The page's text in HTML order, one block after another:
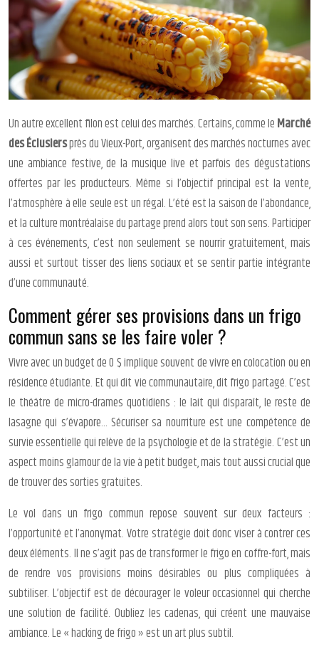
Un autre excellent filon est celui des marchés. Certains, comme leMarché
des Éclusiersprès du Vieux-Port, organisent des marchés nocturnes avec
une ambiance festive, de la musique live et parfois des dégustations
offertes par les producteurs. Même si l’objectif principal est la vente,
l’atmosphère à elle seule est un régal. L’été est la saison de l’abondance,
et la culture montréalaise du partage prend alors tout son sens. Participer
à ces événements, c’est non seulement se nourrir gratuitement, mais
aussi et surtout tisser des liens sociaux et se sentir partie intégrante
d’une communauté.
Comment gérer ses provisions dans un frigo
commun sans se les faire voler ?
Vivre avec un budget de 0 $ implique souvent de vivre en colocation ou en
résidence étudiante. Et qui dit vie communautaire, dit frigo partagé. C’est
le théâtre de micro-drames quotidiens : le lait qui disparaît, le reste de
lasagne qui s’évapore… Sécuriser sa nourriture est une compétence de
survie essentielle qui relève de la psychologie et de la stratégie. C’est un
aspect moins glamour de la vie à petit budget, mais tout aussi crucial que
de trouver des sorties gratuites.
Le vol dans un frigo commun repose souvent sur deux facteurs :
l’opportunité et l’anonymat. Votre stratégie doit donc viser à contrer ces
deux éléments. Il ne s’agit pas de transformer le frigo en coffre-fort, mais
de rendre vos provisions moins désirables ou plus compliquées à
subtiliser. L’objectif est de décourager le voleur occasionnel qui cherche
une solution de facilité. Oubliez les cadenas, qui créent une mauvaise
ambiance. Le « hacking de frigo » est un art plus subtil.